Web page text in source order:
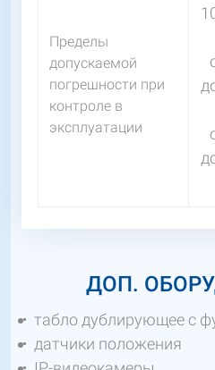
Пределы
допускаемой
погрешности при
контроле в
эксплуатации
ДОП.
табло дублирующее с
датчики положения